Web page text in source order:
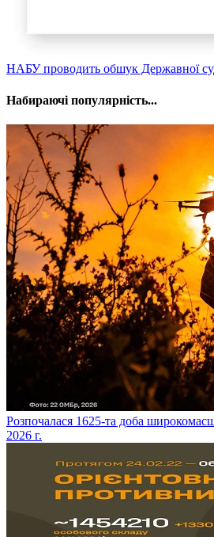
​НАБУ проводить обшук Державної
Набираючі популярність...
​Розпочалася 1625-та доба
2026 г.